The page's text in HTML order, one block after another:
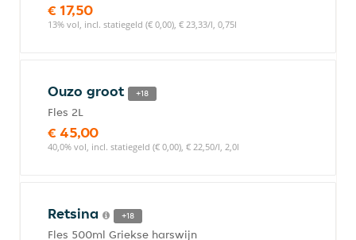
€ 17,50
13% vol, incl. statiegeld (€ 0,00), € 23,33/l, 0,75l
Ouzo groot +18
Fles 2L
€ 45,00
40,0% vol, incl. statiegeld (€ 0,00), € 22,50/l, 2,0l
Retsina +18
Fles 500ml Griekse harswijn